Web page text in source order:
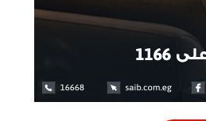
أبو الغيط يدعو السودانيين للوحدة
العالمية للصناعة والتصنيع نوفمبر القادم